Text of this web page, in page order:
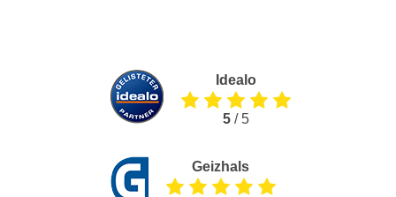
Idealo
5/ 5
Geizhals